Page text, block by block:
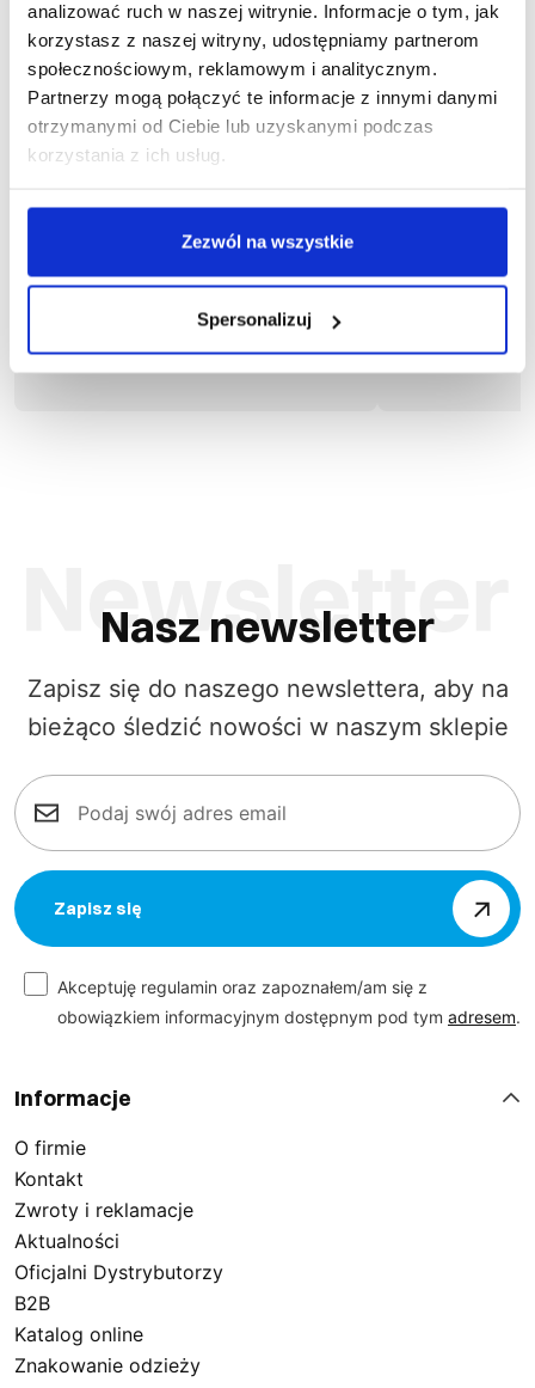
analizować ruch w naszej witrynie. Informacje o tym, jak
korzystasz z naszej witryny, udostępniamy partnerom
społecznościowym, reklamowym i analitycznym.
Partnerzy mogą połączyć te informacje z innymi danymi
otrzymanymi od Ciebie lub uzyskanymi podczas
korzystania z ich usług.
Zezwól na wszystkie
Spersonalizuj
Bluza ROCKY
95,66 zł brutto
Nasz newsletter
Zapisz się do naszego newslettera, aby na
bieżąco śledzić nowości w naszym sklepie
Zapisz się
Akceptuję regulamin oraz zapoznałem/am się z
obowiązkiem informacyjnym dostępnym pod tym adresem.
Informacje
O firmie
Kontakt
Zwroty i reklamacje
Aktualności
Oficjalni Dystrybutorzy
B2B
Katalog online
Znakowanie odzieży